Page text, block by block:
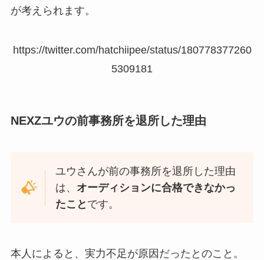
が考えられます。
https://twitter.com/hatchiipee/status/180778377260
5309181
NEXZユウの前事務所を退所した理由
ユウさんが前の事務所を退所した理由
は、 オーディションに合格できなかっ
たこと です。
本人によると、実力不足が原因だったとのこと。